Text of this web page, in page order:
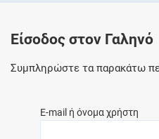
Είσοδος στον Γαληνό
Συμπληρώστε τα παρακάτω
E-mail ή όνομα χρήστη